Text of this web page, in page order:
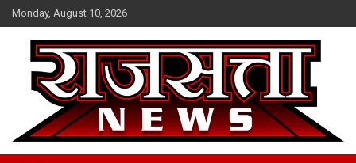
Skip
to
content
Monday, August 10, 2026
Raj Satta News